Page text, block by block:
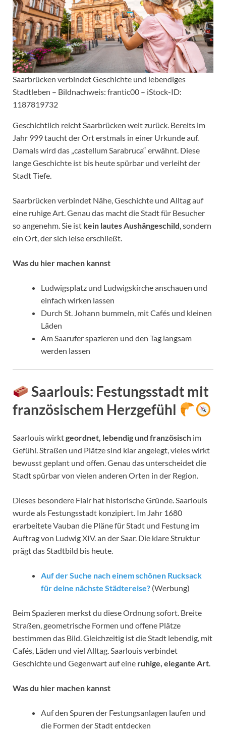
Saarbrücken verbindet Geschichte und lebendiges
Stadtleben – Bildnachweis: frantic00 – iStock-ID:
1187819732
Geschichtlich reicht Saarbrücken weit zurück. Bereits im
Jahr 999 taucht der Ort erstmals in einer Urkunde auf.
Damals wird das „castellum Sarabruca“ erwähnt. Diese
lange Geschichte ist bis heute spürbar und verleiht der
Stadt Tiefe.
Saarbrücken verbindet Nähe, Geschichte und Alltag auf
eine ruhige Art. Genau das macht die Stadt für Besucher
so angenehm. Sie ist kein lautes Aushängeschild, sondern
ein Ort, der sich leise erschließt.
Was du hier machen kannst
Ludwigsplatz und Ludwigskirche anschauen und
einfach wirken lassen
Durch St. Johann bummeln, mit Cafés und kleinen
Läden
Am Saarufer spazieren und den Tag langsam
werden lassen
Saarlouis: Festungsstadt mit
französischem Herzgefühl
Saarlouis wirktgeordnet, lebendig und französisch im
Gefühl. Straßen und Plätze sind klar angelegt, vieles wirkt
bewusst geplant und offen. Genau das unterscheidet die
Stadt spürbar von vielen anderen Orten in der Region.
Dieses besondere Flair hat historische Gründe. Saarlouis
wurde als Festungsstadt konzipiert. Im Jahr 1680
erarbeitete Vauban die Pläne für Stadt und Festung im
Auftrag von Ludwig XIV. an der Saar. Die klare Struktur
prägt das Stadtbild bis heute.
Auf der Suche nach einem schönen Rucksack
für deine nächste Städtereise? (Werbung)
Beim Spazieren merkst du diese Ordnung sofort. Breite
Straßen, geometrische Formen und offene Plätze
bestimmen das Bild. Gleichzeitig ist die Stadt lebendig, mit
Cafés, Läden und viel Alltag. Saarlouis verbindet
Geschichte und Gegenwart auf eine ruhige, elegante Art.
Was du hier machen kannst
Auf den Spuren der Festungsanlagen laufen und
die Formen der Stadt entdecken